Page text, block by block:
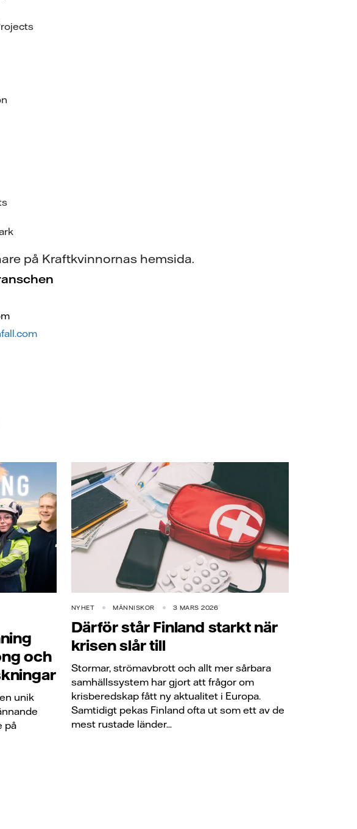
på Kraftkvinnornas hemsida.
och
unik
på
NYHET MÄNNISKOR 3 MARS 2026
Därför står Finland starkt när
krisen slår till
Stormar, strömavbrott och allt mer sårbara
samhällssystem har gjort att frågor om
krisberedskap fått ny aktualitet i Europa.
Samtidigt pekas Finland ofta ut som ett av de
mest rustade länder...